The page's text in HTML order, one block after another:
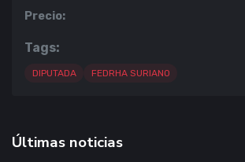
Precio:
Tags:
DIPUTADA FEDRHA SURIANO
Últimas noticias